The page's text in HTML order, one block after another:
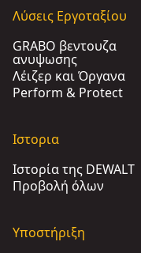
Λύσεις Εργοταξίου
GRABO βεντουζα
ανυψωσης
Λέιζερ και Όργανα
Perform & Protect
Ιστορια
Ιστορία της DEWALT
Προβολή όλων
Υποστήριξη